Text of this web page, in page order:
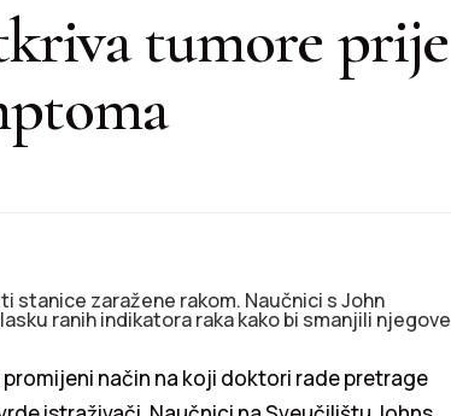
tumore prije
stanice zaražene rakom. Naučnici s John
ranih indikatora raka kako bi smanjili njegove
način na koji doktori rade pretrage